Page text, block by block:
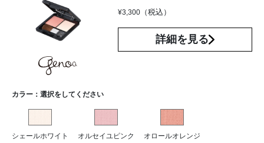
¥3,300 （税込）
詳細を見る
カラー： 選択をしてください
シェールホワイト オルセイユピンク オロールオレンジ